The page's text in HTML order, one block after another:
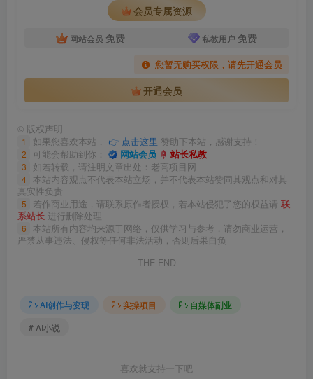
会员专属资源
网站会员 免费 私教用户 免费
您暂无购买权限，请先开通会员
开通会员
© 版权声明
1 如果您喜欢本站， 👉 点击这里 赞助下本站，感谢支持！
2 可能会帮助到你： 网站会员 站长私教
3 如若转载，请注明文章出处：老高项目网
4
本站内容观点不代表本站立场，并不代表本站赞同其观点和对其
真实性负责
5 若作商业用途，请联系原作者授权，若本站侵犯了您的权益请 联
系站长 进行删除处理
6
本站所有内容均来源于网络，仅供学习与参考，请勿商业运营，
严禁从事违法、侵权等任何非法活动，否则后果自负
THE END
AI创作与变现 实操项目
自媒体副业
# AI小说
喜欢就支持一下吧